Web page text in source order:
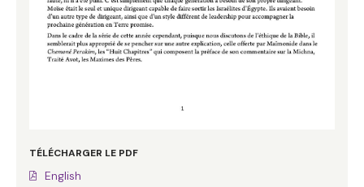
TÉLÉCHARGER LE PDF
English